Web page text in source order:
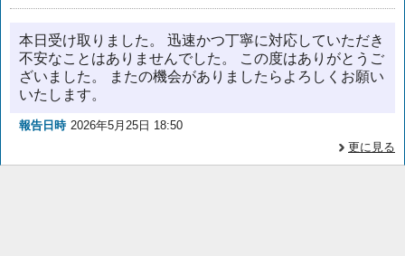
本日受け取りました。 迅速かつ丁寧に対応していただき
不安なことはありませんでした。 この度はありがとうご
ざいました。 またの機会がありましたらよろしくお願い
いたします。
報告日時 2026年5月25日 18:50
更に見る